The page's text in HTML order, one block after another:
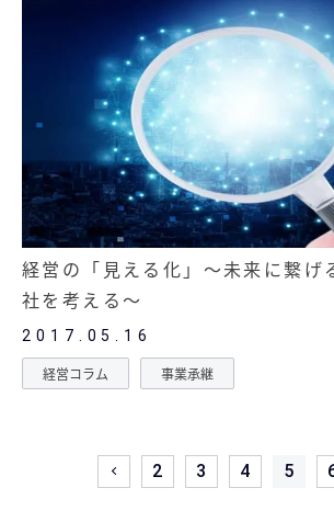
経営の「見える化」～未来に繋げ
社を考える～
2017.05.16
経営コラム 事業承継
2 3 4 5